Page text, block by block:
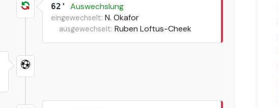
62' Auswechslung
eingewechselt: N. Okafor
ausgewechselt: Ruben Loftus-Cheek